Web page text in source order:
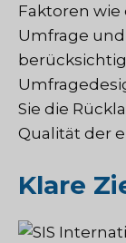
Faktoren
Umfrage
Sie die
Qualität der
Klare